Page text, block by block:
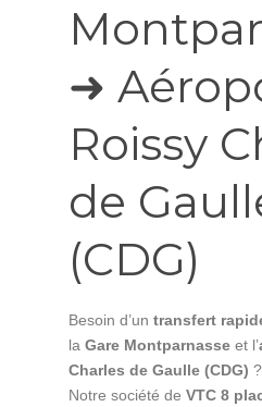
➜
Roissy
de
(CDG)
Besoin d’un transfert
la Gare Montparnasse et l’
Charles de Gaulle (CDG) ?
Notre société de VTC 8